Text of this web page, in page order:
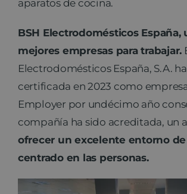
aparatos de cocina.
BSH Electrodomésticos España,
mejores empresas para trabajar.
Electrodomésticos España, S.A.
certificada en 2023 como
Employer por undécimo año
compañía ha sido acreditada, un
ofrecer un excelente entorno
centrado en las personas.